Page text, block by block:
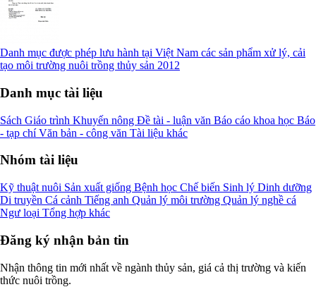
Danh mục được phép lưu hành tại Việt Nam các sản phẩm xử lý, cải
tạo môi trường nuôi trồng thủy sản 2012
Danh mục tài liệu
Sách Giáo trình Khuyến nông Đề tài - luận văn Báo cáo khoa học Báo
- tạp chíVăn bản - công văn Tài liệu khác
Nhóm tài liệu
Kỹ thuật nuôi Sản xuất giống Bệnh học Chế biến Sinh lý Dinh dưỡng
Di truyền Cá cảnh Tiếng anh Quản lý môi trường Quản lý nghề cá
Ngư loại Tổng hợp khác
Đăng ký nhận bản tin
Nhận thông tin mới nhất về ngành thủy sản, giá cả thị trường và kiến
thức nuôi trồng.